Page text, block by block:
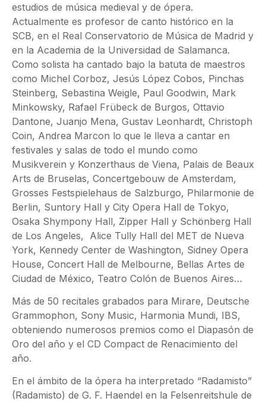
estudios de música medieval y de ópera.
Actualmente es profesor de canto histórico en la
SCB, en el Real Conservatorio de Música de Madrid y
en la Academia de la Universidad de Salamanca.
Como solista ha cantado bajo la batuta de maestros
como Michel Corboz, Jesús López Cobos, Pinchas
Steinberg, Sebastina Weigle, Paul Goodwin, Mark
Minkowsky, Rafael Frübeck de Burgos, Ottavio
Dantone, Juanjo Mena, Gustav Leonhardt, Christoph
Coin, Andrea Marcon lo que le lleva a cantar en
festivales y salas de todo el mundo como
Musikverein y Konzerthaus de Viena, Palais de Beaux
Arts de Bruselas, Concertgebouw de Amsterdam,
Grosses Festspielehaus de Salzburgo, Philarmonie de
Berlin, Suntory Hall y City Opera Hall de Tokyo,
Osaka Shympony Hall, Zipper Hall y Schönberg Hall
de Los Angeles, Alice Tully Hall del MET de Nueva
York, Kennedy Center de Washington, Sidney Opera
House, Concert Hall de Melbourne, Bellas Artes de
Ciudad de México, Teatro Colón de Buenos Aires…
Más de 50 recitales grabados para Mirare, Deutsche
Grammophon, Sony Music, Harmonia Mundi, IBS,
obteniendo numerosos premios como el Diapasón de
Oro del año y el CD Compact de Renacimiento del
año.
En el ámbito de la ópera ha interpretado “Radamisto”
(Radamisto) de G. F. Haendel en la Felsenreitshule de